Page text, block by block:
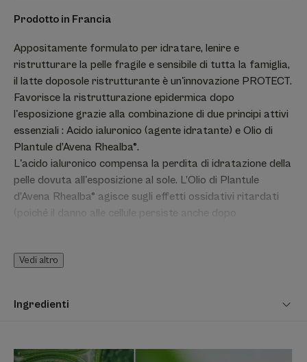
Prodotto in Francia
Appositamente formulato per idratare, lenire e
ristrutturare la pelle fragile e sensibile di tutta la famiglia,
il latte doposole ristrutturante è un'innovazione PROTECT.
Favorisce la ristrutturazione epidermica dopo
l'esposizione grazie alla combinazione di due principi attivi
essenziali : Acido ialuronico (agente idratante) e Olio di
Plantule d’Avena Rhealba®.
L'acido ialuronico compensa la perdita di idratazione della
pelle dovuta all'esposizione al sole. L’Olio di Plantule
d’Avena Rhealba® agisce sugli effetti ossidativi ritardati
(poiché il danno alle cellule persiste anche dopo
sia sul viso che sul corpo grazie ad una formula latte
adulti.
Vedi altro
Ingredienti